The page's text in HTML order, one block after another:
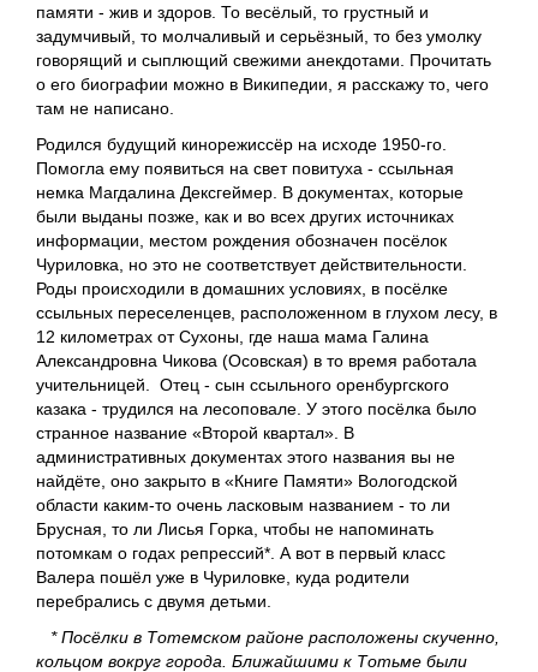
памяти - жив и здоров. То весёлый, то грустный и
задумчивый, то молчаливый и серьёзный, то без умолку
говорящий и сыплющий свежими анекдотами. Прочитать
о его биографии можно в Википедии, я расскажу то, чего
там не написано.
Родился будущий кинорежиссёр на исходе 1950-го.
Помогла ему появиться на свет повитуха - ссыльная
немка Магдалина Дексгеймер. В документах, которые
были выданы позже, как и во всех других источниках
информации, местом рождения обозначен посёлок
Чуриловка, но это не соответствует действительности.
Роды происходили в домашних условиях, в посёлке
ссыльных переселенцев, расположенном в глухом лесу, в
12 километрах от Сухоны, где наша мама Галина
Александровна Чикова (Осовская) в то время работала
учительницей. Отец - сын ссыльного оренбургского
казака - трудился на лесоповале. У этого посёлка было
странное название «Второй квартал». В
административных документах этого названия вы не
найдёте, оно закрыто в «Книге Памяти» Вологодской
области каким-то очень ласковым названием - то ли
Брусная, то ли Лисья Горка, чтобы не напоминать
потомкам о годах репрессий*. А вот в первый класс
Валера пошёл уже в Чуриловке, куда родители
перебрались с двумя детьми.
* Посёлки в Тотемском районе расположены скученно,
кольцом вокруг города. Ближайшими к Тотьме были